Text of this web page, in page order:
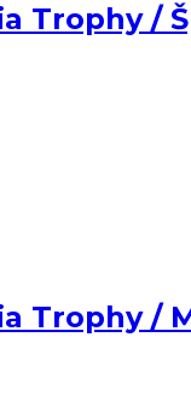
Trophy /
Trophy /